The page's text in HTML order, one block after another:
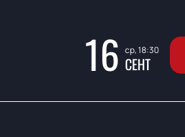
16 ср, 18:30
СЕНТ